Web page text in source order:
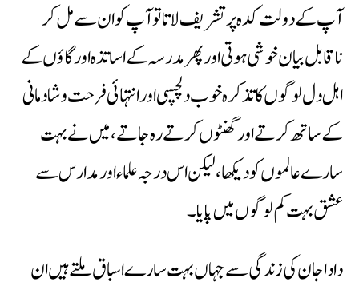
آپ کے دولت کدہ پر تشریف لاتا تو آپ کو ان سے مل کر
ناقابل بیان خوشی ہوتی اور پھر مدرسہ کے اساتذہ اور گاؤں کے
اہل دل لوگوں کا تذکرہ خوب دلچسپی اور انتہائی فرحت وشادمانی
کے ساتھ کرتے اور گھنٹوں کرتے رہ جاتے ، میں نے بہت
سارے عالموں کو دیکھا ، لیکن اس درجہ علماء اور مدارس سے
عشق بہت کم لوگوں میں پایا ۔
دادا جان کی زندگی سے جہاں بہت سارے اسباق ملتے ہیں ان